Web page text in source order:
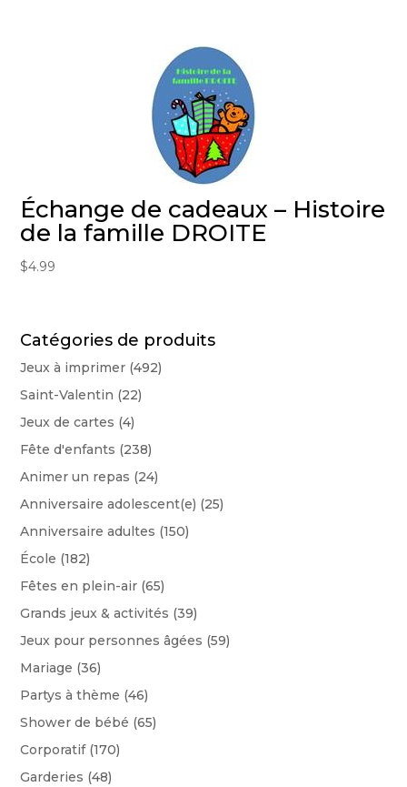
Échange de cadeaux – Histoire
de la famille DROITE
$4.99
Catégories de produits
Jeux à imprimer (492)
Saint-Valentin (22)
Jeux de cartes (4)
Fête d'enfants (238)
Animer un repas (24)
Anniversaire adolescent(e) (25)
Anniversaire adultes (150)
École (182)
Fêtes en plein-air (65)
Grands jeux & activités (39)
Jeux pour personnes âgées (59)
Mariage (36)
Partys à thème (46)
Shower de bébé (65)
Corporatif (170)
Garderies (48)